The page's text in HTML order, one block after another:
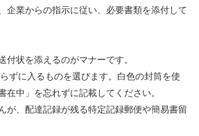
企業からの指示に従い、必要書類を添付して
付状を添えるのがマナーです。
ずに入るものを選びます。白色の封筒を使
在中」を忘れずに記載してください。
が、配達記録が残る特定記録郵便や簡易書留